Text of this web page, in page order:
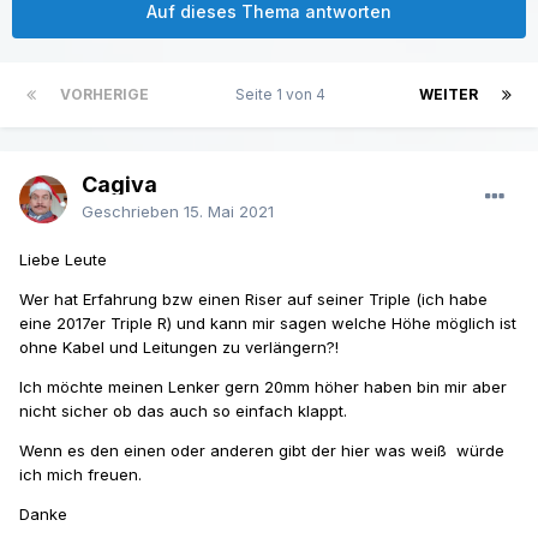
Auf dieses Thema antworten
VORHERIGE WEITER
Seite 1 von 4
Cagiva
Geschrieben 15. Mai 2021
Liebe Leute
Wer hat Erfahrung bzw einen Riser auf seiner Triple (ich habe
eine 2017er Triple R) und kann mir sagen welche Höhe möglich ist
ohne Kabel und Leitungen zu verlängern?!
Ich möchte meinen Lenker gern 20mm höher haben bin mir aber
nicht sicher ob das auch so einfach klappt.
Wenn es den einen oder anderen gibt der hier was weiß würde
ich mich freuen.
Danke